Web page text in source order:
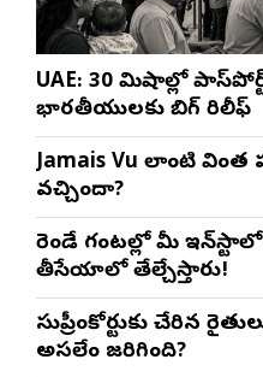
UAE: 30 నిమిషాల్లో
భారతీయులకు బిగ్ రిలీఫ్
Jamais Vu లాంటి వింత
వచ్చిందా?
రెండే గంటల్లో మీ
తీసేయాలో తేల్చేస్తారు!
సుప్రీంకోర్టుకు చేరిన
అసలేం జరిగింది?